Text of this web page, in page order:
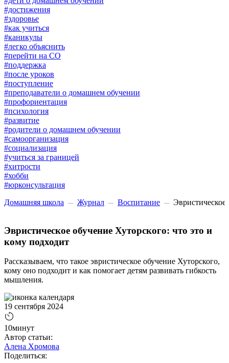
#достижения
#здоровье
#как учиться
#каникулы
#легко объяснить
#перейти на СО
#поддержка
#после уроков
#поступление
#преподаватели о домашнем обучении
#профориентация
#психология
#развитие
#родители о домашнем обучении
#самоорганизация
#социализация
#учиться за границей
#хитрости
#хобби
#юрконсультация
Домашняя школа
Журнал Воспитание Эвристическое
Эвристическое обучение Хуторского: что это и
кому подходит
Рассказываем, что такое эвристическое обучение Хуторского,
кому оно подходит и как помогает детям развивать гибкость
мышления.
19 сентября 2024
10минут
Автор статьи:
Алена Хромова
Поделиться: